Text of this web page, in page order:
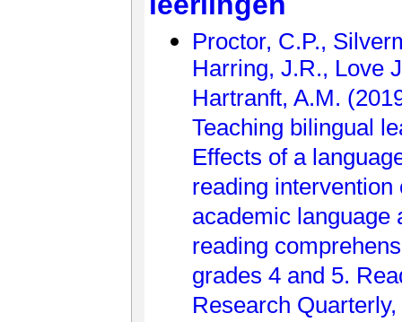
Proctor, C.P.,
Harring, J.R., Love
Hartranft, A.M.
Teaching bilingual
Effects of a
reading intervention
academic language
reading
grades 4 and 5.
Research